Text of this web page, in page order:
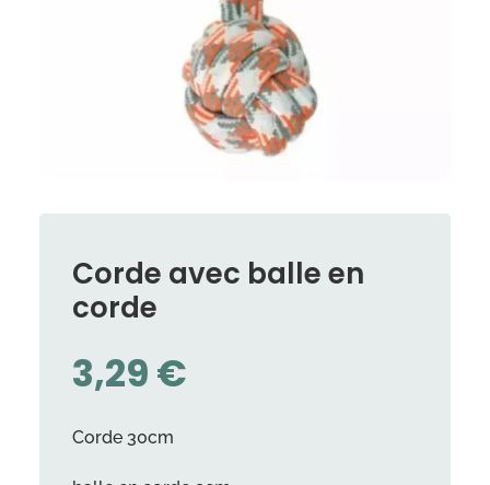
Corde avec balle en
corde
3,29€
Corde 30cm